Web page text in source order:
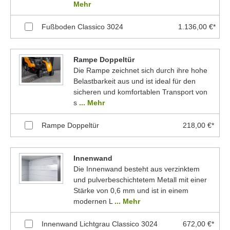
Mehr
Fußboden Classico 3024 1.136,00 €*
Rampe Doppeltür
Die Rampe zeichnet sich durch ihre hohe
Belastbarkeit aus und ist ideal für den
sicheren und komfortablen Transport von
s ... Mehr
Rampe Doppeltür 218,00 €*
Innenwand
Die Innenwand besteht aus verzinktem
und pulverbeschichtetem Metall mit einer
Stärke von 0,6 mm und ist in einem
modernen L ... Mehr
Innenwand Lichtgrau Classico 3024 672,00 €*